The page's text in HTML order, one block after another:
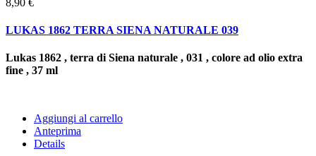
LUKAS 1862 TERRA SIENA NATURALE 039
Lukas 1862 , terra di Siena naturale , 031 , colore ad olio extra
fine , 37 ml
Aggiungi al carrello
Anteprima
Details